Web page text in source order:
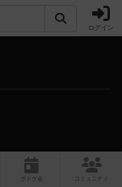
ログイン
ボ ドゲ コミュニティ